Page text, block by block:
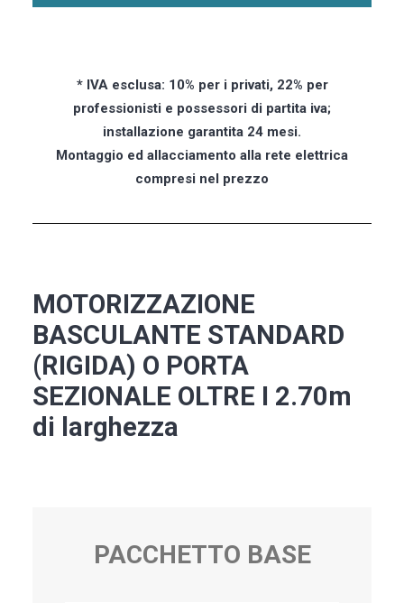
* IVA esclusa: 10% per i privati, 22% per
professionisti e possessori di partita iva;
installazione garantita 24 mesi.
Montaggio ed allacciamento alla rete elettrica
compresi nel prezzo
MOTORIZZAZIONE
BASCULANTE STANDARD
(RIGIDA) O PORTA
SEZIONALE OLTRE I 2.70m
di larghezza
PACCHETTO BASE